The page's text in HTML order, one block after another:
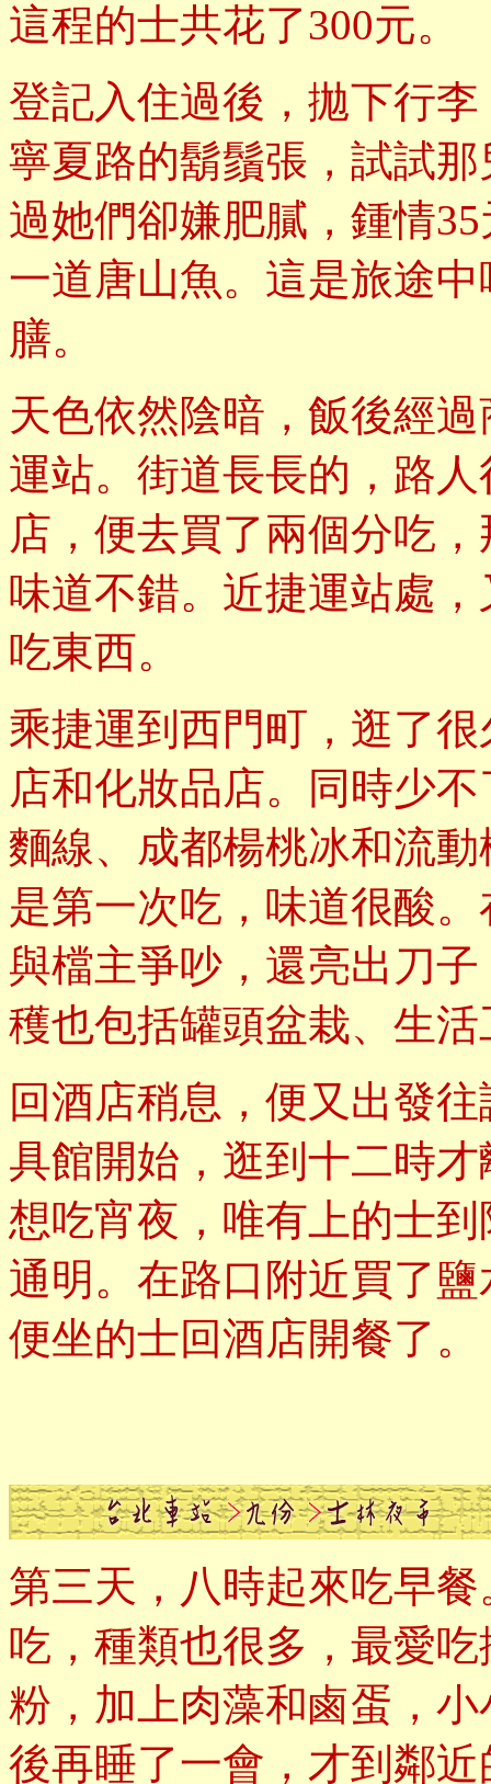
這程的士共花了300元。
登記入住過後，拋下行
寧夏路的鬍鬚張，試試
過她們卻嫌肥膩，鍾情
一道唐山魚。這是旅途
膳。
天色依然陰暗，飯後經
運站。街道長長的，路
店，便去買了兩個分吃
味道不錯。近捷運站處
吃東西。
乘捷運到西門町，逛了
店和化妝品店。同時少
麵線、成都楊桃冰和流
是第一次吃，味道很酸
與檔主爭吵，還亮出刀
穫也包括罐頭盆栽、生
回酒店稍息，便又出發
具館開始，逛到十二時
想吃宵夜，唯有上的士
通明。在路口附近買了
便坐的士回酒店開餐了。
第三天，八時起來吃早
吃，種類也很多，最愛
粉，加上肉藻和鹵蛋，
後再睡了一會，才到鄰